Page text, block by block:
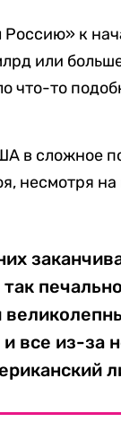
к
или
что-то
в сложное
несмотря
все из-за